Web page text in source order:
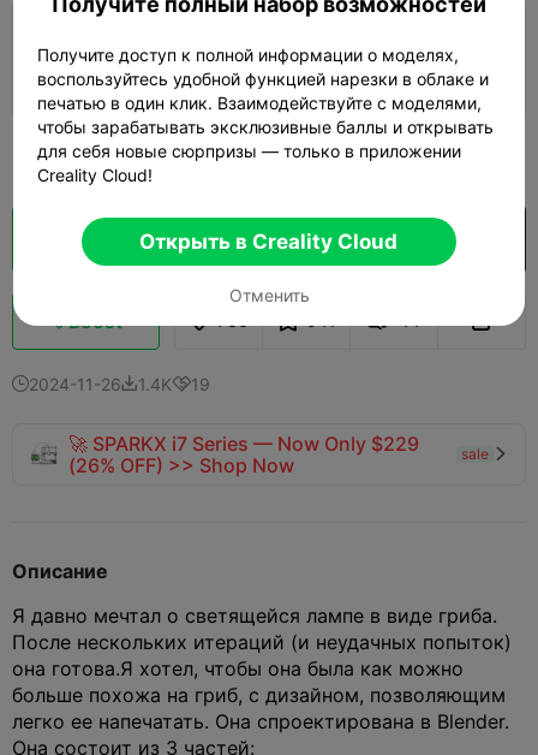
 13h 11m  3 plates  325.48g
Узнать больше
Кусочек облака Открыть в Creality Cloud
Boost
2024-11-261.4K19
🚀 SPARKX i7 Series — Now Only $229
(26% OFF) >> Shop Now
sale 
Описание
Я давно мечтал о светящейся лампе в виде гриба.
После нескольких итераций (и неудачных попыток)
она готова.Я хотел, чтобы она была как можно
больше похожа на гриб, с дизайном, позволяющим
легко ее напечатать. Она спроектирована в Blender.
Она состоит из 3 частей:
Получите доступ к полной информации о моделях,
воспользуйтесь удобной функцией нарезки в облаке и
печатью в один клик. Взаимодействуйте с моделями,
чтобы зарабатывать эксклюзивные баллы и открывать
для себя новые сюрпризы — только в приложении
Creality Cloud!
Открыть в Creality Cloud
Отменить